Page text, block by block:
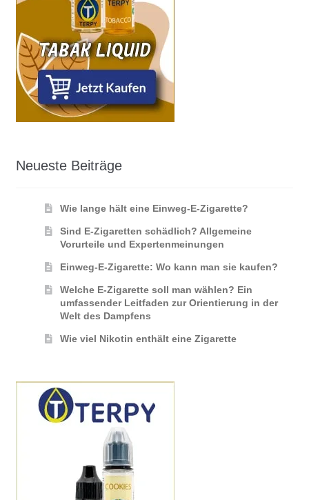
Neueste Beiträge
Wie lange hält eine Einweg-E-Zigarette?
Sind E-Zigaretten schädlich? Allgemeine
Vorurteile und Expertenmeinungen
Einweg-E-Zigarette: Wo kann man sie kaufen?
Welche E-Zigarette soll man wählen? Ein
umfassender Leitfaden zur Orientierung in der
Welt des Dampfens
Wie viel Nikotin enthält eine Zigarette